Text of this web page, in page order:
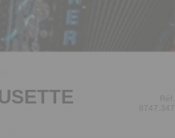
Réf.
8747.347